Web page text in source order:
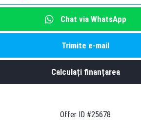
Chat via WhatsApp
Trimite e-mail
Calculați finanțarea
Offer ID #25678